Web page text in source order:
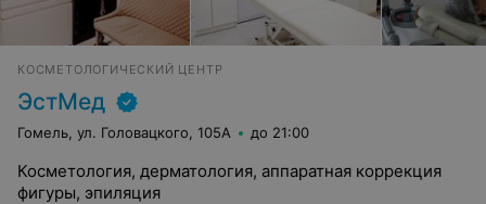
КОСМЕТОЛОГИЧЕСКИЙ ЦЕНТР
ЭстМед
Гомель, ул. Головацкого, 105А до 21:00
Косметология, дерматология, аппаратная коррекция
фигуры, эпиляция